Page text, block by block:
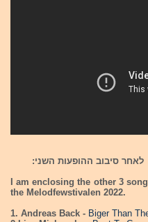
I am enclosing the other 3
the Melodfewstivalen 2022.
1. Andreas Back - Biger Than